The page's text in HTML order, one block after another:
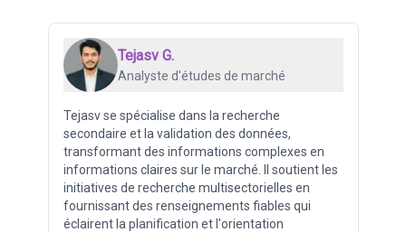
Tejasv G.
Analyste d'études de marché
Tejasv se spécialise dans la recherche
secondaire et la validation des données,
transformant des informations complexes en
informations claires sur le marché. Il soutient les
initiatives de recherche multisectorielles en
fournissant des renseignements fiables qui
éclairent la planification et l'orientation